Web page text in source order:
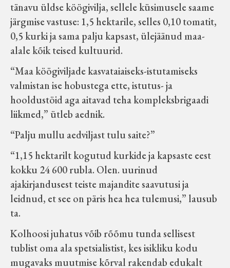
tänavu üldse köögivilja, sellele küsimusele saame
järgmise vastuse: 1,5 hektarile, selles 0,10 tomatit,
0,5 kurki ja sama palju kapsast, ülejäänud maa-
alale kõik teised kultuurid.
“Maa köögiviljade kasvataiaiseks-istutamiseks
valmistan ise hobustega ette, istutus- ja
hooldustöid aga aitavad teha kompleksbrigaadi
liikmed,” ütleb aednik.
“Palju mullu aedviljast tulu saite?”
“1,15 hektarilt kogutud kurkide ja kapsaste eest
kokku 24 600 rubla. Olen. uurinud
ajakirjandusest teiste majandite saavutusi ja
leidnud, et see on päris hea hea tulemusi,” lausub
ta.
Kolhoosi juhatus võib rõõmu tunda sellisest
tublist oma ala spetsialistist, kes isikliku kodu
mugavaks muutmise kõrval rakendab edukalt